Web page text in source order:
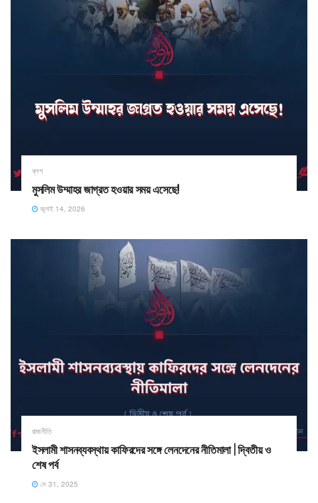
ব্লগ
মুসলিম উম্মাহর জাগ্রত হওয়ার সময় এসেছে!
জুলাই 14, 2026
রাজনীতি
ইসলামী শাসনব্যবস্থায় কাফিরদের সঙ্গে লেনদেনের নীতিমালা | দ্বিতীয় ও
শেষ পর্ব
মে 31, 2025